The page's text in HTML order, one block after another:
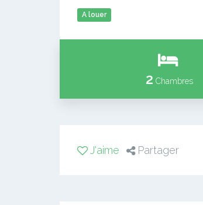
A louer
2 Chambres
J'aime Partager